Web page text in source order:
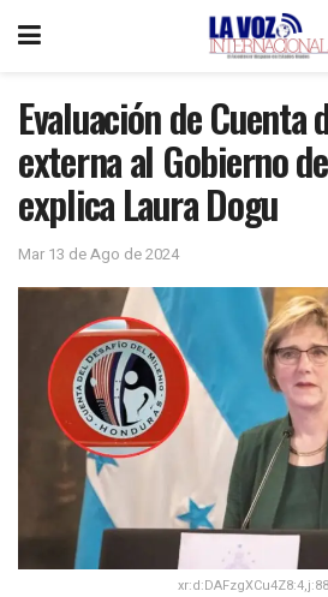
Evaluación de Cuenta
externa al Gobierno
explica Laura Dogu
Mar 13 de Ago de 2024